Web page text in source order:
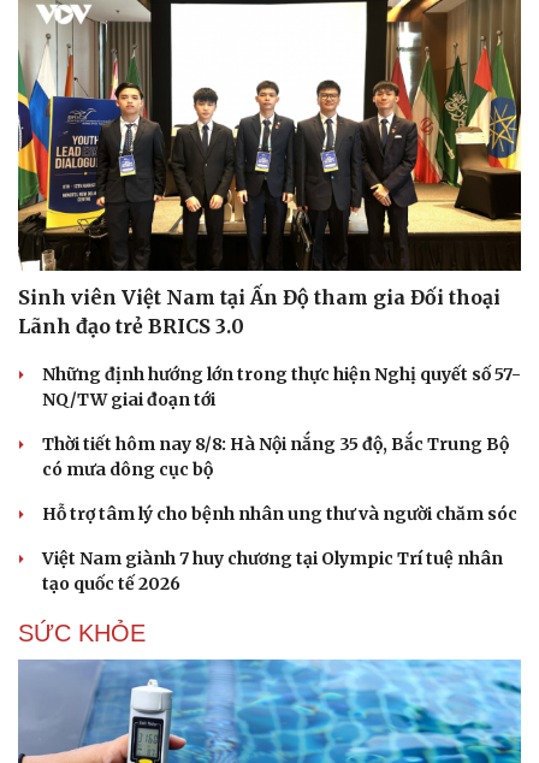
Sinh viên Việt Nam tại Ấn Độ tham gia Đối thoại
Lãnh đạo trẻ BRICS 3.0
Những định hướng lớn trong thực hiện Nghị quyết số 57-
NQ/TW giai đoạn tới
Thời tiết hôm nay 8/8: Hà Nội nắng 35 độ, Bắc Trung Bộ
có mưa dông cục bộ
Hỗ trợ tâm lý cho bệnh nhân ung thư và người chăm sóc
Việt Nam giành 7 huy chương tại Olympic Trí tuệ nhân
tạo quốc tế 2026
SỨC KHỎE